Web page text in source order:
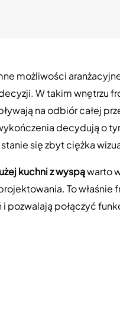
możliwości
W takim wnętrzu
na odbiór całej
decydują o
się zbyt ciężka
kuchni z wyspąwarto
To właśnie
pozwalają połączyć